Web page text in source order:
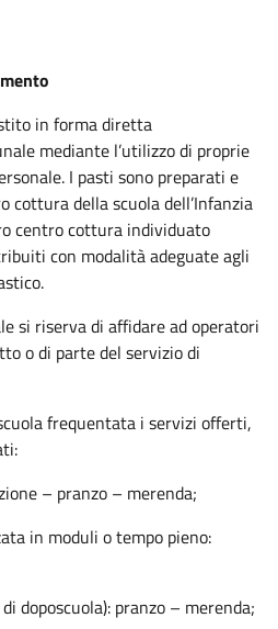
in forma diretta
mediante l’utilizzo di proprie
I pasti sono preparati e
cottura della scuola dell’Infanzia
centro cottura individuato
con modalità adeguate agli
si riserva di affidare ad operatori
o di parte del servizio di
frequentata i servizi offerti,
– pranzo – merenda;
in moduli o tempo pieno:
doposcuola): pranzo – merenda;